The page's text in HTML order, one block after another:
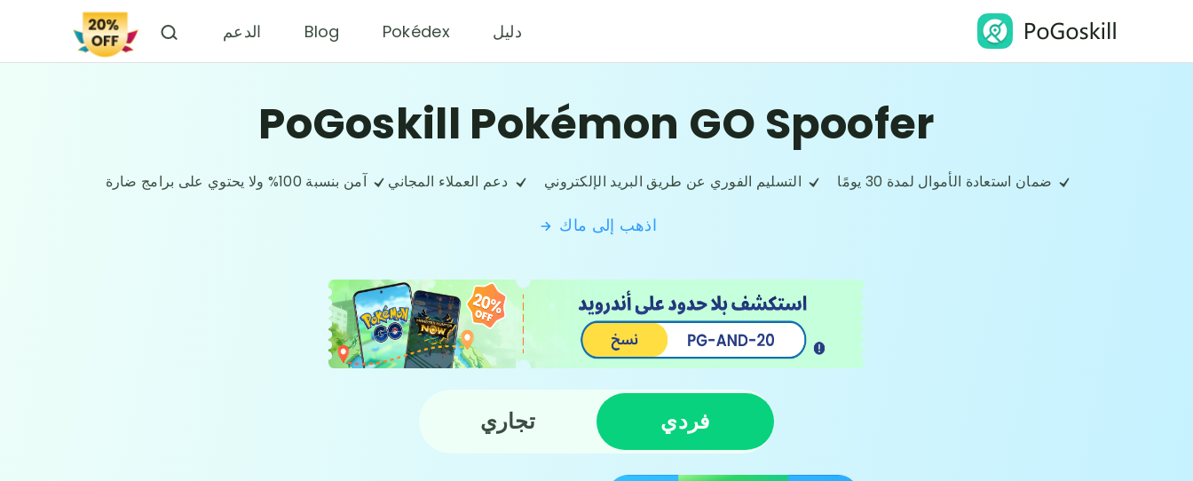
دليل Pokédex
Blog الدعم
PoGoskill Pokémon GO Spoofer
ضمان استعادة الأموال لمدة 30 يومًا التسليم الفوري عن طريق البريد الإلكتروني دعم العملاء المجاني آمن بنسبة 100% ولا يحتوي على برامج ضارة
اذهب إلى ماك
فردي تجاري